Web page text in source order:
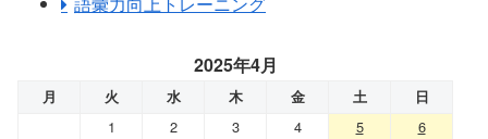
2025年4月
月 火 水 木 金 土 日
1 2 3 4 5
6